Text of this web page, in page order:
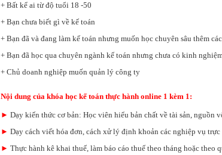
+ Bất kể ai từ độ tuổi 18 -50
+ Bạn chưa biết gì về kế toán
+ Bạn đã và đang làm kế toán nhưng muốn học chuyên sâu thêm
+ Bạn đã học qua chuyên ngành kế toán nhưng chưa có kinh
+ Chủ doanh nghiệp muốn quản lý công ty
Nội dung của khóa học kế toán thực hành online 1 kèm 1:
► Dạy kiến thức cơ bản: Học viên hiểu bản chất về tài sản, nguồn
► Dạy cách viết hóa đơn, cách xử lý định khoản các nghiệp vụ
► Thực hành kê khai thuế, làm báo cáo thuế theo tháng hoặc theo